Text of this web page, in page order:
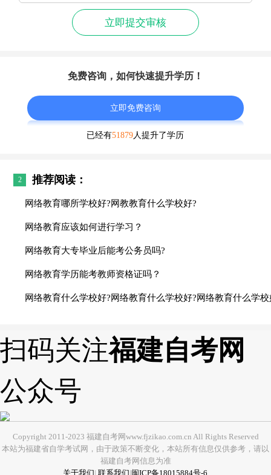
立即提交审核
免费咨询，如何快速提升学历！
立即免费咨询
已经有51879 人提升了学历
2 推荐阅读：
网络教育哪所学校好?网教教育什么学校好?
网络教育应该如何进行学习？
网络教育大专毕业后能考公务员吗?
网络教育学历能考教师资格证吗？
网络教育什么学校好?网络教育什么学校好?网络教育什么学
扫码关注福建自考网
公众号
Copyright 2011-2023 福建自考网www.fjzikao.com.cn All Rights Reserved
本站为福建省自学考试网，由于政策不断变化，本站所有信息仅供参考，请以
福建自考网信息为准
关于我们| 联系我们|闽ICP备18015884号-6